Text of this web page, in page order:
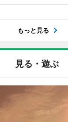
もっと見る
見る・遊ぶ